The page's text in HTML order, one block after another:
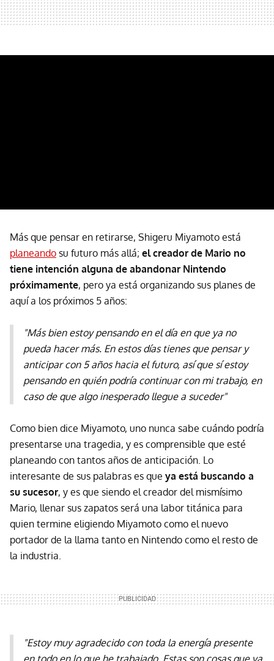
Más que pensar en retirarse, Shigeru Miyamoto está
planeando su futuro más allá; el creador de Mario no
tiene intención alguna de abandonar Nintendo
próximamente, pero ya está organizando sus planes de
aquí a los próximos 5 años:
"Más bien estoy pensando en el día en que ya no
pueda hacer más. En estos días tienes que pensar y
anticipar con 5 años hacia el futuro, así que sí estoy
pensando en quién podría continuar con mi trabajo, en
caso de que algo inesperado llegue a suceder"
Como bien dice Miyamoto, uno nunca sabe cuándo podría
presentarse una tragedia, y es comprensible que esté
planeando con tantos años de anticipación. Lo
interesante de sus palabras es que ya está buscando a
su sucesor, y es que siendo el creador del mismísimo
Mario, llenar sus zapatos será una labor titánica para
quien termine eligiendo Miyamoto como el nuevo
portador de la llama tanto en Nintendo como el resto de
la industria.
"Estoy muy agradecido con toda la energía presente